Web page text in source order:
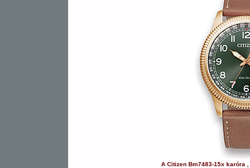
A Citizen Bm7483-15x karóra